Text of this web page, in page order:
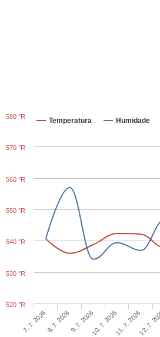
Temperatura Humidade
7. 7. 20268. 7. 20269. 7. 202610. 7. 202611. 7. 202612. 7.
520 °R
530 °R
540 °R
550 °R
560 °R
570 °R
580 °R